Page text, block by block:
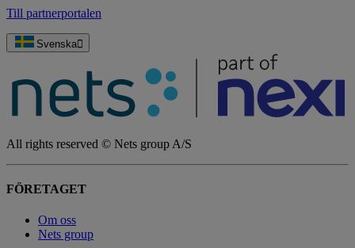
Till partnerportalen
Svenska
All rights reserved © Nets group A/S
FÖRETAGET
Om oss
Nets group